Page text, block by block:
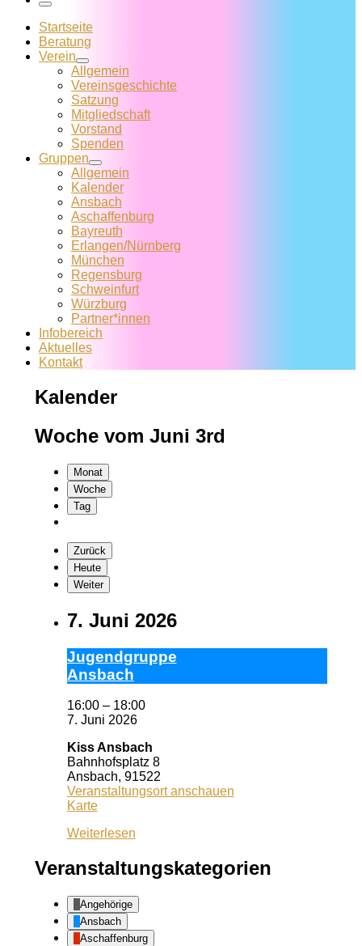
Menü
Startseite
Beratung
Verein
Allgemein
Vereins­geschichte
Satzung
Mitglied­schaft
Vorstand
Spenden
Gruppen
Allgemein
Kalender
Ansbach
Aschaffenburg
Bayreuth
Erlangen/Nürnberg
München
Regensburg
Schweinfurt
Würzburg
Partner*innen
Infobereich
Aktuelles
Kontakt
Kalender
Woche vom Juni 3rd
Monat
Woche
Tag
Zurück
Heute
Weiter
7. Juni 2026
Ju­gend­grup­pe
Ans­bach
16:00 – 18:00
7. Juni 2026
Kiss Ansbach
Bahnhofsplatz 8
Ansbach, 91522
Veranstaltungsort anschauen
KarteKiss
Weiterlesen
Veranstaltungskategorien
Angehörige
Ansbach
Aschaffenburg